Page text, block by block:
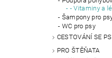
- Vitaminy a
Šampony pro
WC pro psy
CESTOVÁNÍ SE
PRO ŠTĚŇATA